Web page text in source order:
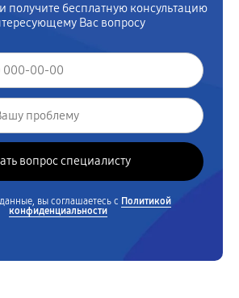
получите бесплатную консультацию
Вас вопросу
вы соглашаетесь с Политикой
конфиденциальности